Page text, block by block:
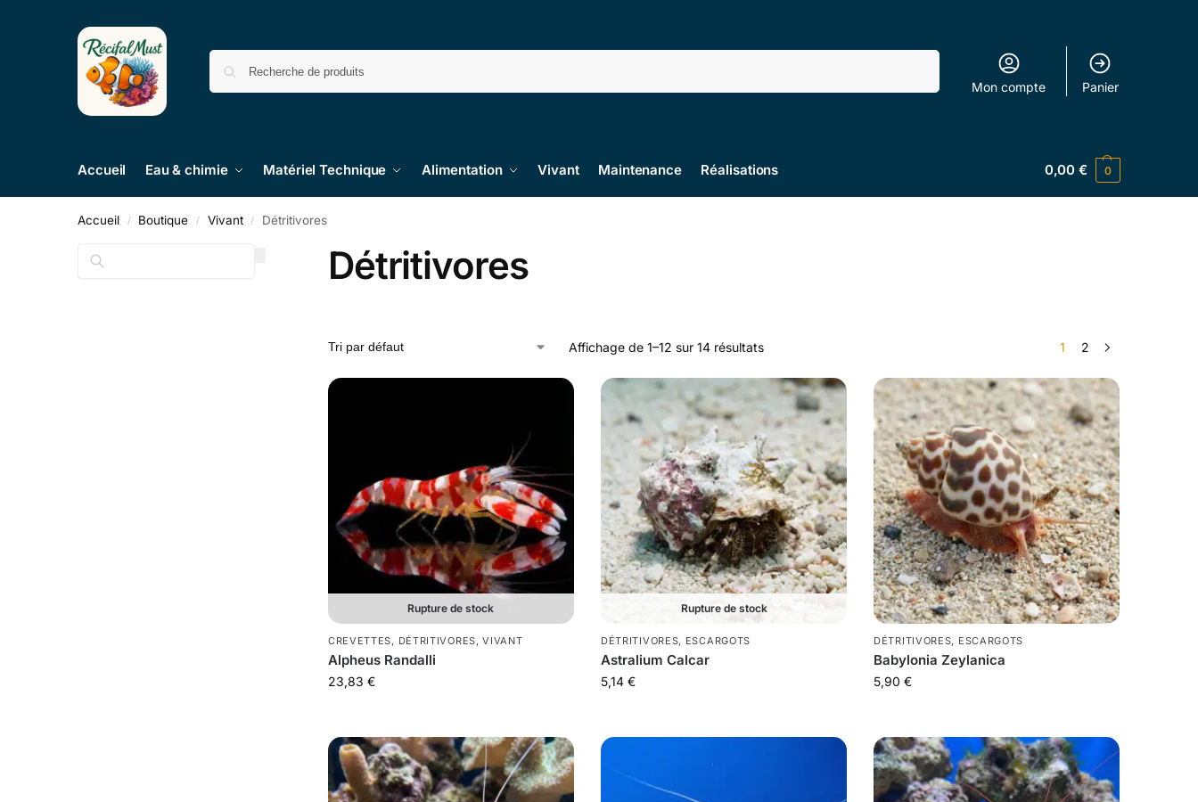
Mon compte Panier
Accueil Eau & chimie Matériel Technique Alimentation Vivant Maintenance Réalisations 0,00€ 0
Accueil / Boutique / Vivant / Détritivores
Détritivores
Affichage de 1–12 sur 14 résultats 1 2
Rupture de stock
CREVETTES, DÉTRITIVORES,VIVANT
Alpheus Randalli
23,83 €
Rupture de stock
DÉTRITIVORES, ESCARGOTS
Astralium Calcar
5,14 €
DÉTRITIVORES, ESCARGOTS
Babylonia Zeylanica
5,90€